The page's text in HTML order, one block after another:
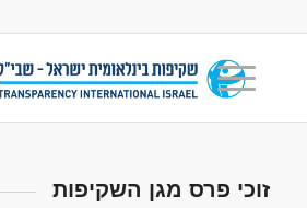
זוכי פרס מגן השקיפות